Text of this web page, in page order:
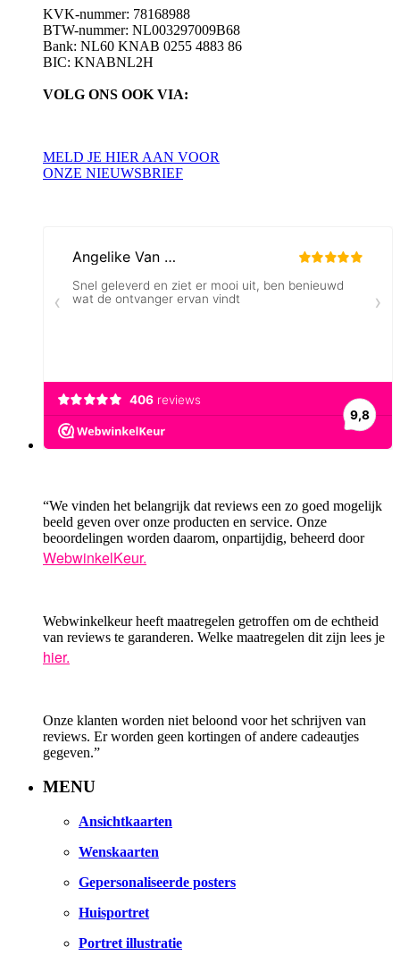
KVK-nummer: 78168988
BTW-nummer: NL003297009B68
Bank: NL60 KNAB 0255 4883 86
BIC: KNABNL2H
VOLG ONS OOK VIA:
MELD JE HIER AAN VOOR
ONZE NIEUWSBRIEF
“We vinden het belangrijk dat reviews een zo goed mogelijk
beeld geven over onze producten en service. Onze
beoordelingen worden daarom, onpartijdig, beheerd door
WebwinkelKeur.
Webwinkelkeur heeft maatregelen getroffen om de echtheid
van reviews te garanderen. Welke maatregelen dit zijn lees je
hier.
Onze klanten worden niet beloond voor het schrijven van
reviews. Er worden geen kortingen of andere cadeautjes
gegeven.”
MENU
Ansichtkaarten
Wenskaarten
Gepersonaliseerde posters
Huisportret
Portret illustratie